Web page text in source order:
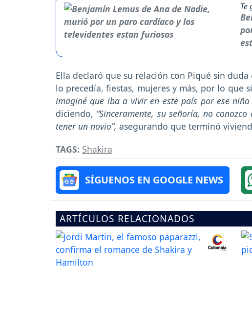
Te
Ella declaró que su relación con Piqué sin
lo precedía, fiestas, mujeres y más, por lo que
imaginé que iba a vivir en este país por ese
diciendo, “Sinceramente, su señoría, no
tener un novio”, asegurando que terminó
TAGS: Shakira
SÍGUENOS EN GOOGLE NEWS
ARTÍCULOS RELACIONADOS